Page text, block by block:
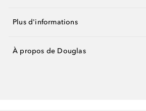
Plus d'informations
À propos de Douglas